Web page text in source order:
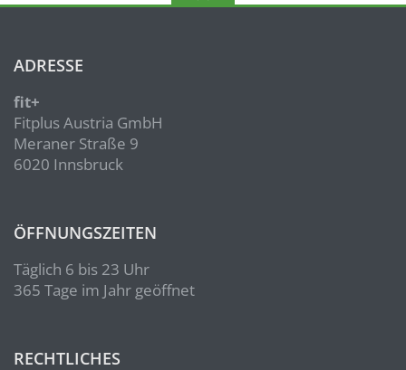
ADRESSE
fit+
Fitplus Austria GmbH
Meraner Straße 9
6020 Innsbruck
ÖFFNUNGSZEITEN
Täglich 6 bis 23 Uhr
365 Tage im Jahr geöffnet
RECHTLICHES